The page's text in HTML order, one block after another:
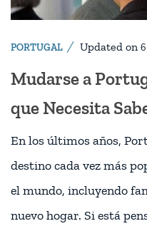
PORTUGAL Updated on
Mudarse a
que Necesita
En los últimos años,
destino cada vez más
el mundo, incluyendo
nuevo hogar. Si está